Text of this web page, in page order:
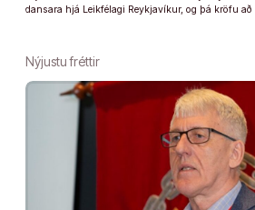
dansara hjá Leikfélagi Reykjavíkur, og þá kröfu
Nýjustu fréttir